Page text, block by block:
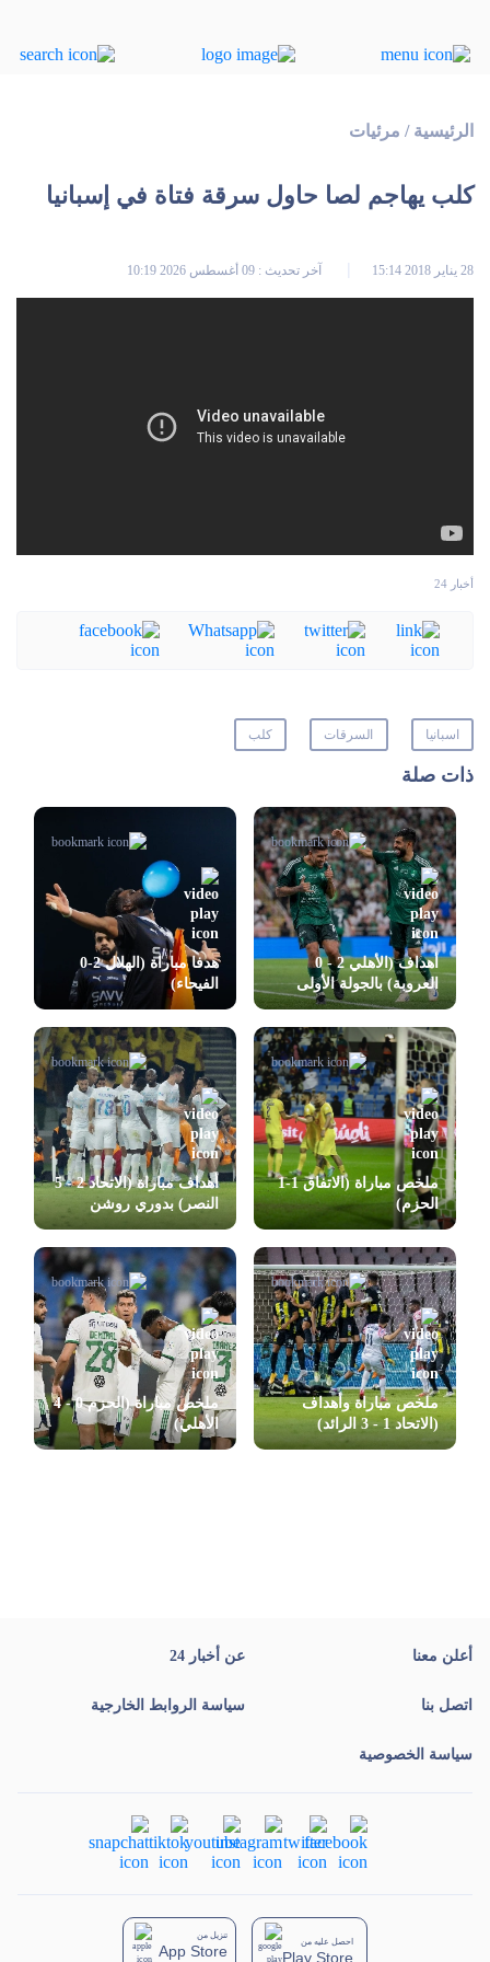
الرئيسية / مرئيات
كلب يهاجم لصا حاول سرقة فتاة في إسبانيا
28 يناير 2018 15:14 آخر تحديث : 09 أغسطس 2026 10:19
أخبار 24
اسبانيا السرقات كلب
ذات صلة
أهداف (الأهلي 2 - 0
العروبة) بالجولة الأولى
بدوري روشن
هدفا مباراة (الهلال 2-0
الفيحاء)
ملخص مباراة (الاتفاق 1-1
الحزم)
أهداف مباراة (الاتحاد 2 - 5
النصر) بدوري روشن
ملخص مباراة وأهداف
(الاتحاد 1 - 3 الرائد)
ملخص مباراة (الحزم 0 - 4
الأهلي)
أعلن معنا عن أخبار 24
اتصل بنا سياسة الروابط الخارجية
سياسة الخصوصية
تنزيل من
App Store
احصل عليه من
Play Store